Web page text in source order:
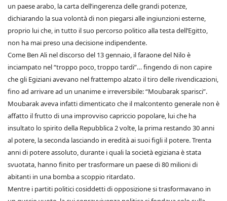
un paese arabo, la carta dell’ingerenza delle grandi potenze,
dichiarando la sua volontà di non piegarsi alle ingiunzioni esterne,
proprio lui che, in tutto il suo percorso politico alla testa dell’Egitto,
non ha mai preso una decisione indipendente.
Come Ben Ali nel discorso del 13 gennaio, il faraone del Nilo è
inciampato nel “troppo poco, troppo tardi”… fingendo di non capire
che gli Egiziani avevano nel frattempo alzato il tiro delle rivendicazioni,
fino ad arrivare ad un unanime e irreversibile: “Moubarak sparisci”.
Moubarak aveva infatti dimenticato che il malcontento generale non è
affatto il frutto di una improvviso capriccio popolare, lui che ha
insultato lo spirito della Repubblica 2 volte, la prima restando 30 anni
al potere, la seconda lasciando in eredità ai suoi figli il potere. Trenta
anni di potere assoluto, durante i quali la società egiziana è stata
svuotata, hanno finito per trasformare un paese di 80 milioni di
abitanti in una bomba a scoppio ritardato.
Mentre i partiti politici cosiddetti di opposizione si trasformavano in